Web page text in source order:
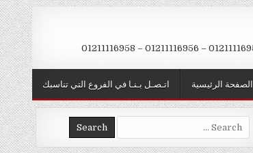
اتـصـل بـنـا في الفروع التي تناسبك الصفحة الرئيسية
Search
for: